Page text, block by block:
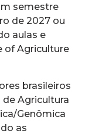
semestre
de 2027 ou
aulas e
of Agriculture
brasileiros
Agricultura
Genômica
as